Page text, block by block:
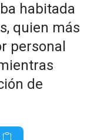
habitada
quien más
personal
de